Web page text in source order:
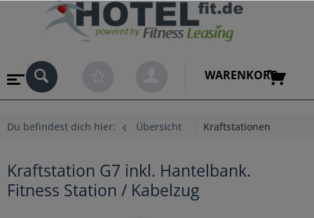
WARENKORB
Du befindest dich hier: Übersicht Kraftstationen
Kraftstation G7 inkl. Hantelbank.
Fitness Station / Kabelzug